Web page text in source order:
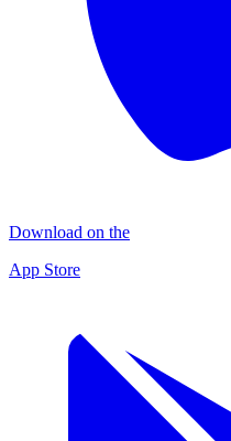
Download on the
App Store